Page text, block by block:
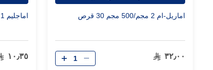
اماريل-ام 2 مجم/500 مجم 30 قرص
٣٢٫٠٠ الكمية
اماجليم 1 مجم 30 قرص
١٠٫٣٥